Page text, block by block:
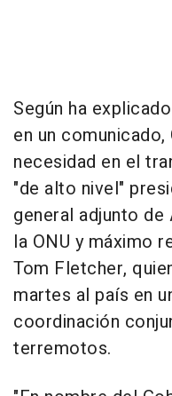
Según ha
en un
necesidad en el
"de alto nivel"
general adjunto
la ONU y máximo
Tom Fletcher,
martes al país en
coordinación
terremotos.